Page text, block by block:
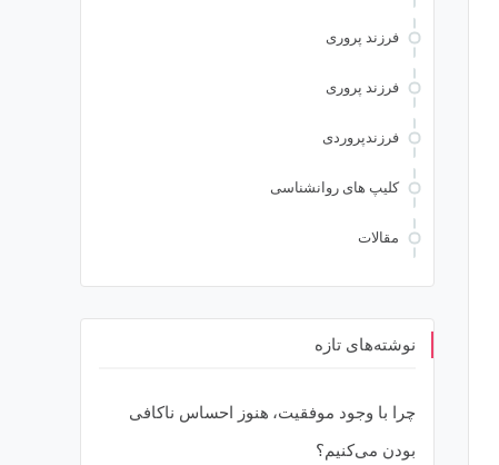
فرزند پروری
فرزند پروری
فرزندپروردی
کلیپ های روانشناسی
مقالات
نوشته‌های تازه
چرا با وجود موفقیت، هنوز احساس ناکافی
بودن می‌کنیم؟